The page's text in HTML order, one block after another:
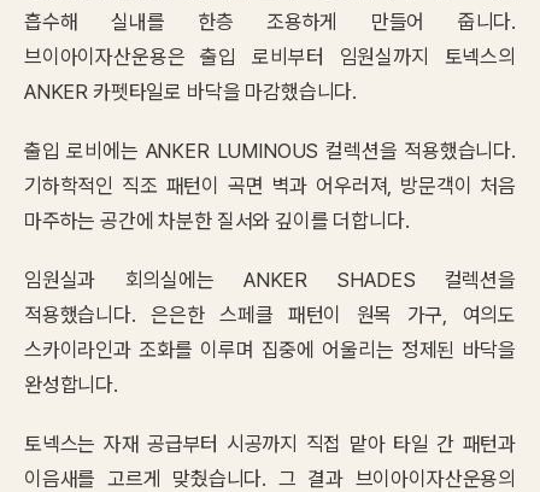
흡수해 실내를 한층 조용하게 만들어 줍니다.
브이아이자산운용은 출입 로비부터 임원실까지 토넥스의
ANKER 카펫타일로 바닥을 마감했습니다.
출입 로비에는 ANKER LUMINOUS 컬렉션을 적용했습니다.
기하학적인 직조 패턴이 곡면 벽과 어우러져, 방문객이 처음
마주하는 공간에 차분한 질서와 깊이를 더합니다.
임원실과 회의실에는 ANKER SHADES 컬렉션을
적용했습니다. 은은한 스페클 패턴이 원목 가구, 여의도
스카이라인과 조화를 이루며 집중에 어울리는 정제된 바닥을
완성합니다.
토넥스는 자재 공급부터 시공까지 직접 맡아 타일 간 패턴과
이음새를 고르게 맞췄습니다. 그 결과 브이아이자산운용의